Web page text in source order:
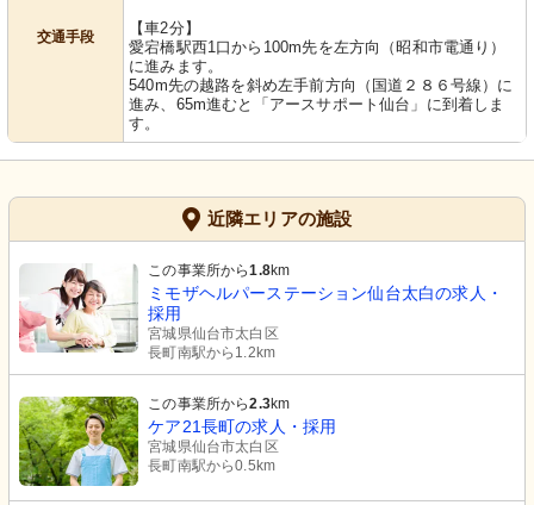
交通手段
【車2分】
愛宕橋駅西1口から100m先を左方向（昭和市電通り）
に進みます。
540m先の越路を斜め左手前方向（国道２８６号線）に
進み、65m進むと「アースサポート仙台」に到着しま
す。
近隣エリアの施設
この事業所から1.8km
ミモザヘルパーステーション仙台太白の求人・
採用
宮城県仙台市太白区
長町南駅から1.2km
この事業所から2.3km
ケア21長町の求人・採用
宮城県仙台市太白区
長町南駅から0.5km